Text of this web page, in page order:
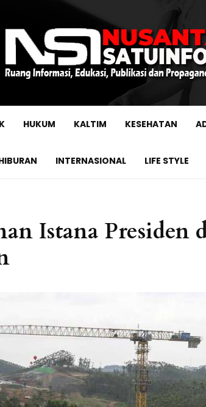
HUKUM KALTIM KESEHATAN
INTERNASIONAL LIFE STYLE
Istana Presiden